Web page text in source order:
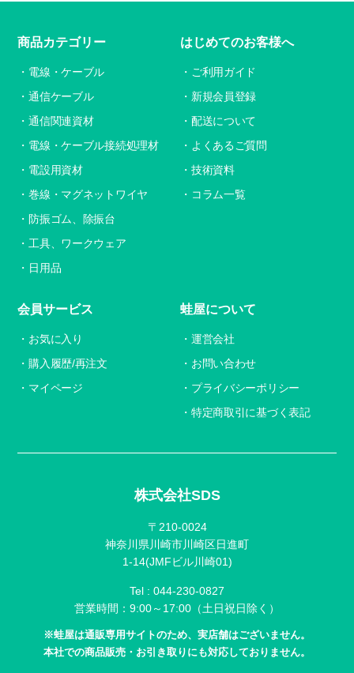
株式会社SDS
〒210-0024
神奈川県川崎市川崎区日進町
1-14(JMFビル川崎01)
Tel : 044-230-0827
営業時間：9:00～17:00（土日祝日除く）
※蛙屋は通販専用サイトのため、実店舗はございません。
本社での商品販売・お引き取りにも対応しておりません。
商品カテゴリー
電線・ケーブル
通信ケーブル
通信関連資材
電線・ケーブル接続処理材
電設用資材
巻線・マグネットワイヤ
防振ゴム、除振台
工具、ワークウェア
日用品
はじめてのお客様へ
ご利用ガイド
新規会員登録
配送について
よくあるご質問
技術資料
コラム一覧
会員サービス
お気に入り
購入履歴/再注文
マイページ
蛙屋について
運営会社
お問い合わせ
プライバシーポリシー
特定商取引に基づく表記